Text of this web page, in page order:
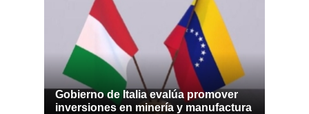
Gobierno de Italia evalúa promover
inversiones en minería y manufactura